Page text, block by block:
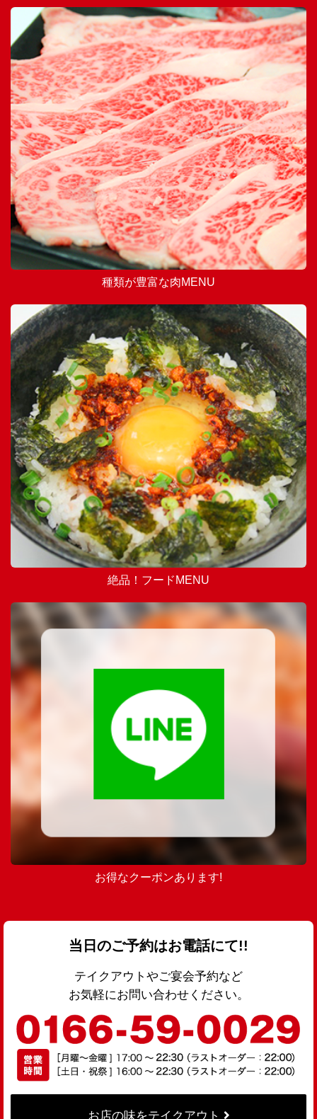
種類が豊富な肉MENU
絶品！フードMENU
お得なクーポンあります!
当日のご予約はお電話にて!!
テイクアウトやご宴会予約など
お気軽にお問い合わせください。
お店の味をテイクアウト